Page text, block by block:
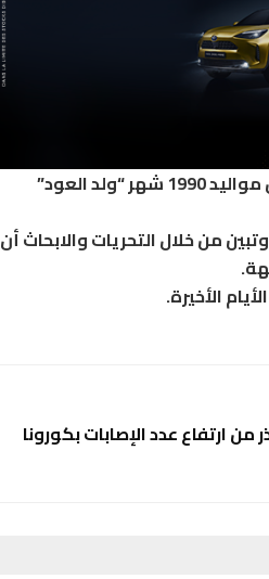
تمكن اليوم أعوان فرقة الشرطة العدلية بقرطاج من القبض على المنحرف ” م . س ” من مواليد 1990 شهر “ولد العود”
من خلال التحريات والابحاث أن
الأخيرة.
من ارتفاع عدد الإصابات بكورونا